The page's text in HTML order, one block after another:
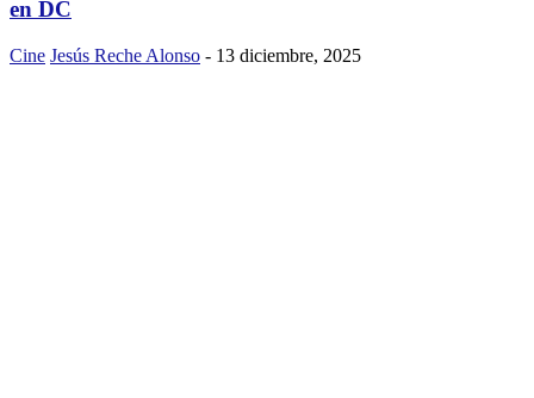
en DC
Cine Jesús Reche Alonso - 13 diciembre, 2025